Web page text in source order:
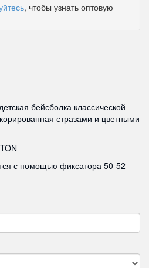
, чтобы узнать оптовую
бейсболка классической
стразами и цветными
с помощью фиксатора 50-52